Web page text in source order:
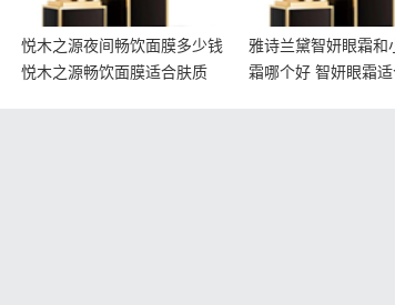
悦木之源夜间畅饮面膜多少钱
悦木之源畅饮面膜适合肤质
雅诗兰黛智妍眼霜和
霜哪个好 智妍眼霜